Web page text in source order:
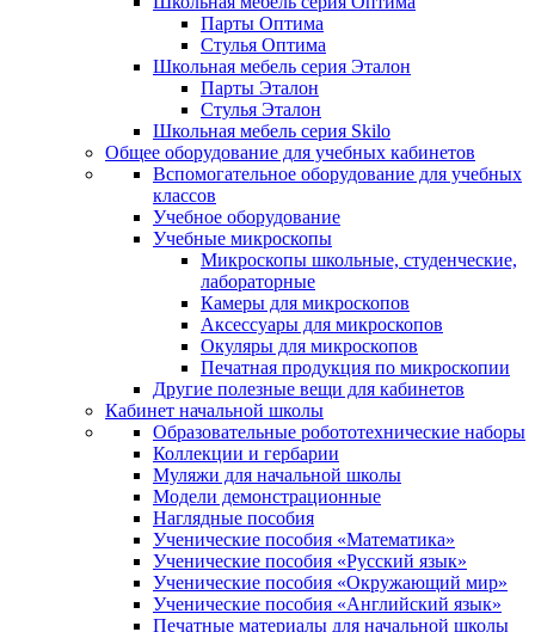
Парты Оптима
Стулья Оптима
Школьная мебель серия Эталон
Парты Эталон
Стулья Эталон
Школьная мебель серия Skilo
Общее оборудование для учебных кабинетов
Вспомогательное оборудование для учебных
классов
Учебное оборудование
Учебные микроскопы
Микроскопы школьные, студенческие,
лабораторные
Камеры для микроскопов
Аксессуары для микроскопов
Окуляры для микроскопов
Печатная продукция по микроскопии
Другие полезные вещи для кабинетов
Кабинет начальной школы
Образовательные робототехнические наборы
Коллекции и гербарии
Муляжи для начальной школы
Модели демонстрационные
Наглядные пособия
Ученические пособия «Математика»
Ученические пособия «Русский язык»
Ученические пособия «Окружающий мир»
Ученические пособия «Английский язык»
Печатные материалы для начальной школы